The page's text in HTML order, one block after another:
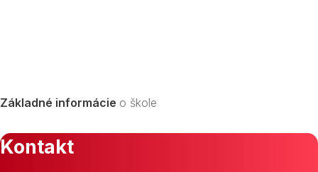
Základné informácie o škole
Kontakt